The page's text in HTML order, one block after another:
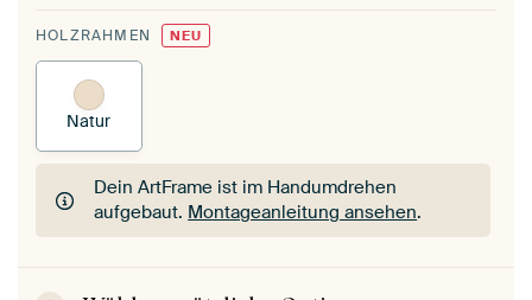
HOLZRAHMEN NEU
Natur
Dein ArtFrame ist im Handumdrehen
aufgebaut. Montageanleitung ansehen.
Dein ArtFrame ist im Handumdrehen